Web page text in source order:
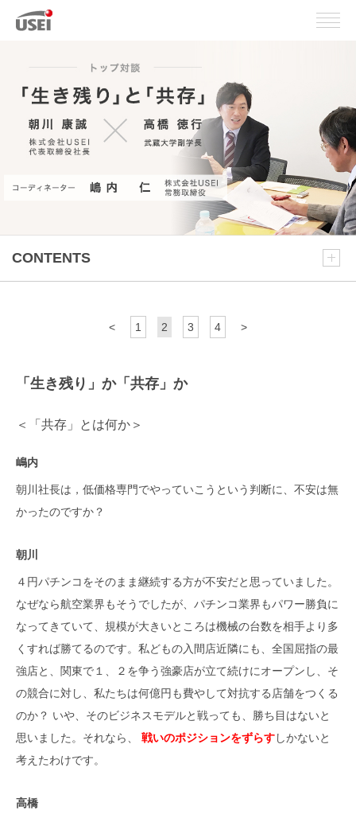
CONTENTS
< 1 2 3 4 >
「生き残り」か「共存」か
＜「共存」とは何か＞
嶋内
朝川社長は，低価格専門でやっていこうという判断に、不安は無
かったのですか？
朝川
４円パチンコをそのまま継続する方が不安だと思っていました。
なぜなら航空業界もそうでしたが、パチンコ業界もパワー勝負に
なってきていて、規模が大きいところは機械の台数を相手より多
くすれば勝てるのです。私どもの入間店近隣にも、全国屈指の最
強店と、関東で１、２を争う強豪店が立て続けにオープンし、そ
の競合に対し、私たちは何億円も費やして対抗する店舗をつくる
のか？ いや、そのビジネスモデルと戦っても、勝ち目はないと
思いました。それなら、 戦いのポジションをずらすしかないと
考えたわけです。
高橋